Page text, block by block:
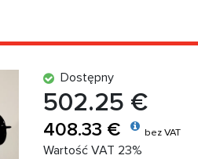
Dostępny
502.25 €
408.33 € bez VAT
Wartość VAT 23%